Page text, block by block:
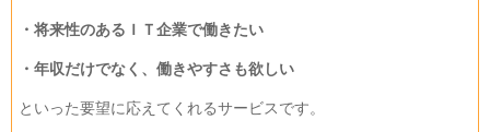
・将来性のあるＩＴ企業で働きたい
・年収だけでなく、働きやすさも欲しい
といった要望に応えてくれるサービスです。